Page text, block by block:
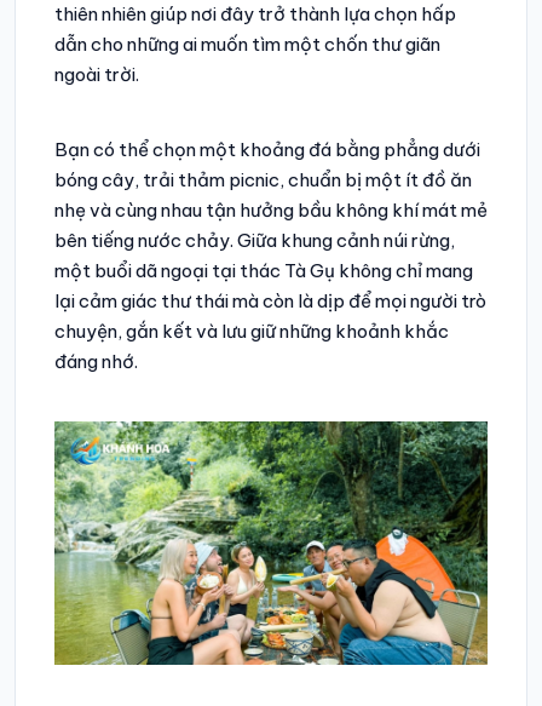
thiên nhiên giúp nơi đây trở thành lựa chọn hấp
dẫn cho những ai muốn tìm một chốn thư giãn
ngoài trời.
Bạn có thể chọn một khoảng đá bằng phẳng dưới
bóng cây, trải thảm picnic, chuẩn bị một ít đồ ăn
nhẹ và cùng nhau tận hưởng bầu không khí mát mẻ
bên tiếng nước chảy. Giữa khung cảnh núi rừng,
một buổi dã ngoại tại thác Tà Gụ không chỉ mang
lại cảm giác thư thái mà còn là dịp để mọi người trò
chuyện, gắn kết và lưu giữ những khoảnh khắc
đáng nhớ.